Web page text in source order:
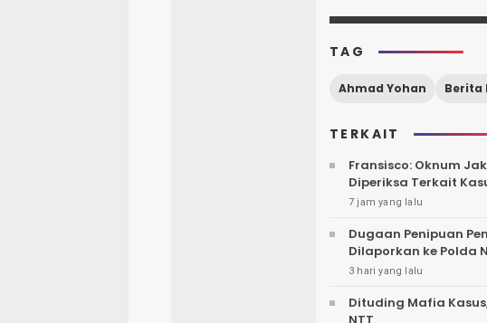
TAG
Ahmad Yohan Berita
TERKAIT
Fransisco: Oknum
Diperiksa Terkait
7 jam yang lalu
Dugaan Penipuan
Dilaporkan ke Polda
3 hari yang lalu
Dituding Mafia
NTT